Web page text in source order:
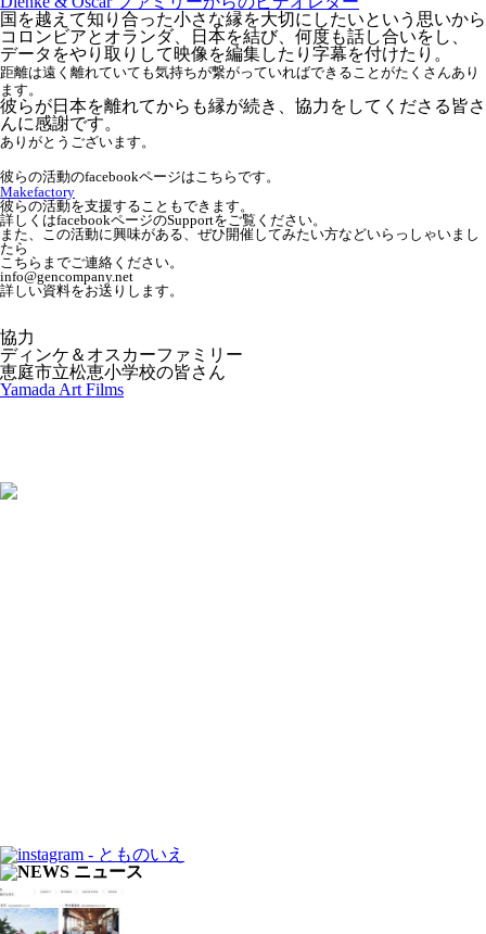
国を越えて知り合った小さな縁を大切にしたいという思いから
コロンビアとオランダ、日本を結び、何度も話し合いをし、
データをやり取りして映像を編集したり字幕を付けたり。
距離は遠く離れていても気持ちが繋がっていればできることがたくさんあり
ます。
彼らが日本を離れてからも縁が続き、協力をしてくださる皆さ
んに感謝です。
ありがとうございます。
彼らの活動のfacebookページはこち らです。
Makefactory
彼らの活動を支援することもできます。
詳しくはfacebookページのSupportをご覧ください。
また、この活動に興味がある、ぜひ開催してみたい方などいらっしゃいまし
たら
こちらまでご連絡ください。
info@gencompany.net
詳しい資料をお送りします。
協力
ディンケ＆オスカーファミリー
恵庭市立松恵小学校の皆さん
Yamada Art Films